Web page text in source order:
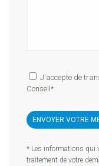
J'accepte de
Conseil*
* Les informations qui
traitement de votre